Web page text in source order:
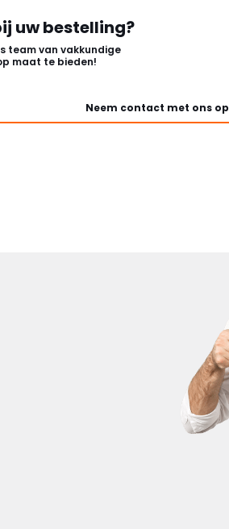
uw bestelling?
team van vakkundige
maat te bieden!
Neem contact met ons op